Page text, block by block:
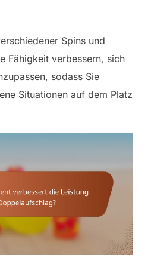
Spins und
Fähigkeit verbessern, sich
sodass Sie
Situationen auf dem Platz